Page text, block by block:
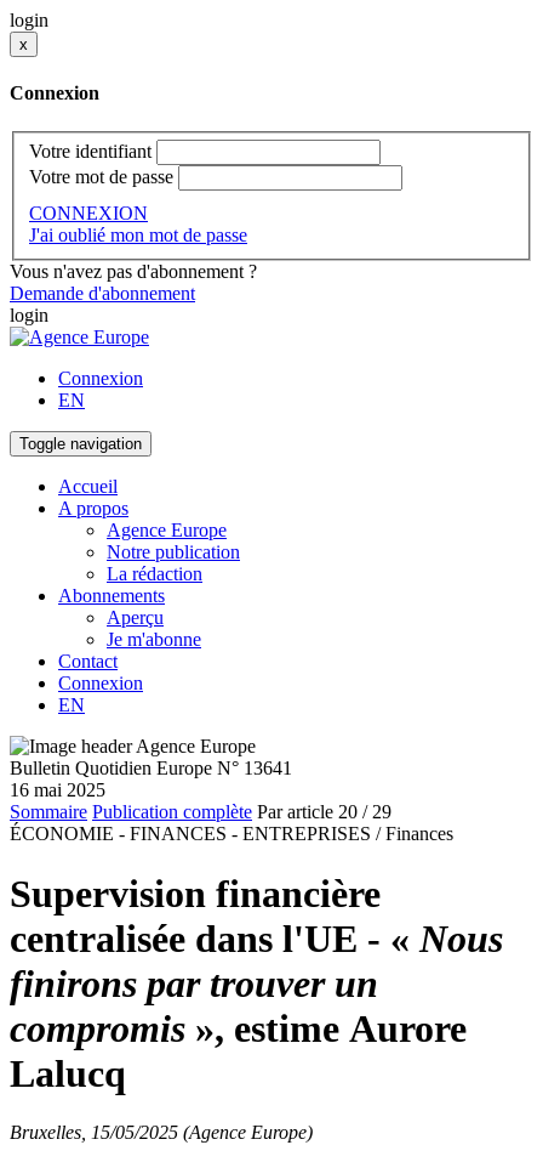
login
x
Connexion
Votre identifiant
Votre mot de passe
CONNEXION
J'ai oublié mon mot de passe
Vous n'avez pas d'abonnement ?
Demande d'abonnement
login
Connexion
EN
Toggle navigation
Accueil
A propos
Agence Europe
Notre publication
La rédaction
Abonnements
Aperçu
Je m'abonne
Contact
Connexion
EN
Bulletin Quotidien Europe N° 13641
16 mai 2025
Sommaire Publication complète Par article 20 / 29
ÉCONOMIE - FINANCES - ENTREPRISES / Finances
Supervision financière
centralisée dans l'UE - « Nous
finirons par trouver un
compromis », estime Aurore
Lalucq
Bruxelles, 15/05/2025 (Agence Europe)